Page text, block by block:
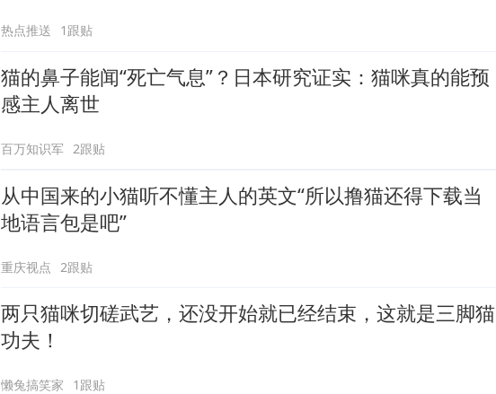
热点推送 1跟贴
猫的鼻子能闻“死亡气息”？日本研究证实：猫咪真的能预
感主人离世
百万知识军 2跟贴
从中国来的小猫听不懂主人的英文“所以撸猫还得下载当
地语言包是吧”
重庆视点 2跟贴
两只猫咪切磋武艺，还没开始就已经结束，这就是三脚猫
功夫！
懒兔搞笑家 1跟贴